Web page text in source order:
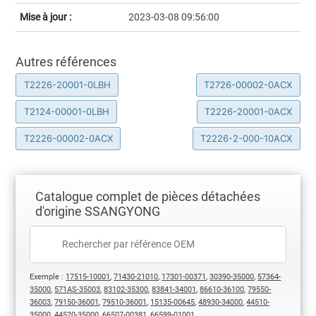
Mise à jour : 2023-03-08 09:56:00
Autres références
T2226-20001-0LBH T2726-00002-0ACX
T2124-00001-0LBH T2226-20001-0ACX
T2226-00002-0ACX T2226-2-000-10ACX
Catalogue complet de pièces détachées
d'origine SSANGYONG
Exemple : 17515-10001,71430-21010, 17301-00371,30390-35000, 57364-
35000, 571AS-35003,83102-35300,83841-34001,86610-36100,79550-
36003,79150-36001,79510-36001, 15135-00645,48930-34000,44510-